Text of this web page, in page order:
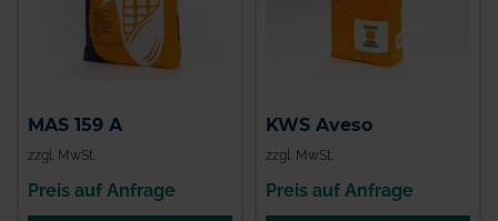
MAS 159 A
zzgl. MwSt.
Preis auf Anfrage
KWS Aveso
zzgl. MwSt.
Preis auf Anfrage